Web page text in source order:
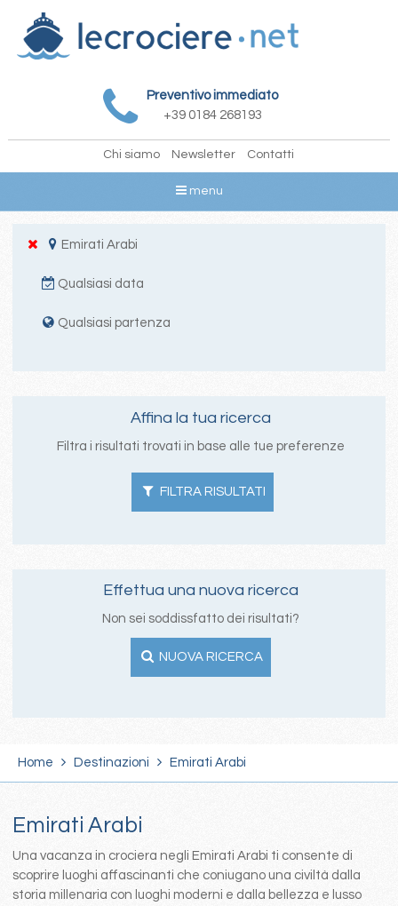
Preventivo immediato
+39 0184 268193
Chi siamo Newsletter Contatti
menu
Emirati Arabi
Qualsiasi data
Qualsiasi partenza
Affina la tua ricerca
Filtra i risultati trovati in base alle tue preferenze
FILTRA RISULTATI
Effettua una nuova ricerca
Non sei soddissfatto dei risultati?
NUOVA RICERCA
Home Destinazioni Emirati Arabi
Emirati Arabi
Una vacanza in crociera negli Emirati Arabi ti consente di
scoprire luoghi affascinanti che coniugano una civiltà dalla
storia millenaria con luoghi moderni e dalla bellezza e lusso